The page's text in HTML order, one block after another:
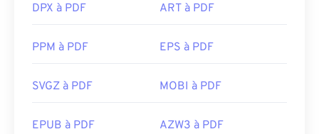
DPX à PDF ART à PDF
PPM à PDF EPS à PDF
SVGZ à PDF MOBI à PDF
EPUB à PDF AZW3 à PDF